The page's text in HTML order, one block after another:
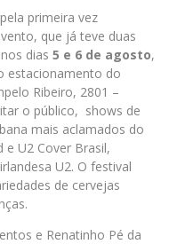
primeira vez
que já teve duas
dias 5 e 6 de agosto,
estacionamento do
Ribeiro, 2801 –
o público, shows de
mais aclamados do
e U2 Cover Brasil,
U2. O festival
de cervejas
e Renatinho Pé da